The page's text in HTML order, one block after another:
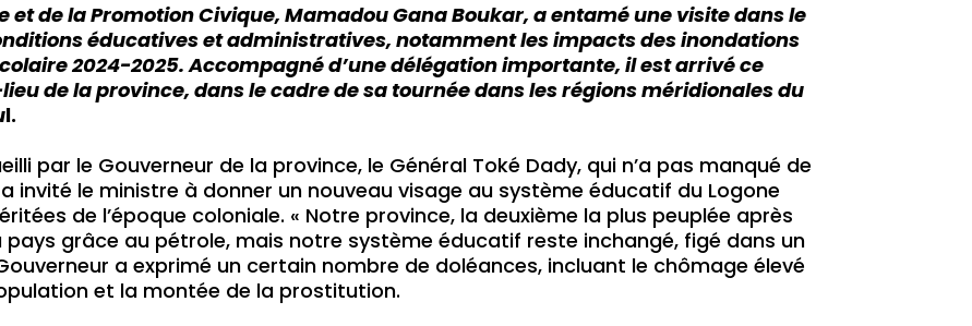
et de la Promotion Civique, Mamadou Gana Boukar, a entamé une visite dans le
éducatives et administratives, notamment les impacts des inondations
2024-2025. Accompagné d’une délégation importante, il est arrivé ce
de la province, dans le cadre de sa tournée dans les régions méridionales du
l.
par le Gouverneur de la province, le Général Toké Dady, qui n’a pas manqué de
invité le ministre à donner un nouveau visage au système éducatif du Logone
de l’époque coloniale. « Notre province, la deuxième la plus peuplée après
pays grâce au pétrole, mais notre système éducatif reste inchangé, figé dans un
a exprimé un certain nombre de doléances, incluant le chômage élevé
et la montée de la prostitution.